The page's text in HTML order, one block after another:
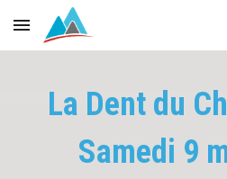
Skip to main content
La Dent du
Samedi 9